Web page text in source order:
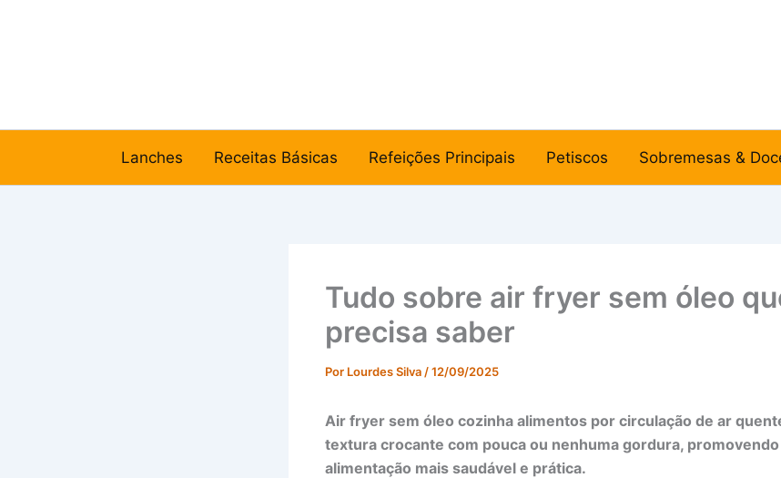
Lanches Receitas Básicas Refeições Principais Petiscos Sobremesas &
Tudo sobre air fryer sem óleo
precisa saber
Por Lourdes Silva /12/09/2025
Air fryer sem óleo cozinha alimentos por circulação de ar
textura crocante com pouca ou nenhuma gordura,
alimentação mais saudável e prática.